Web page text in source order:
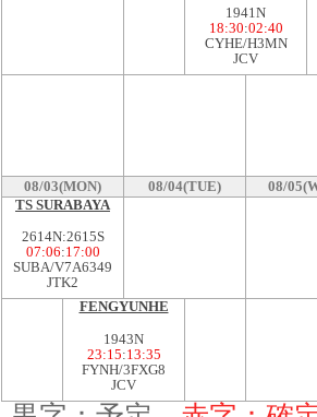
1941N
18:30:02:40
CYHE/H3MN
JCV
08/03(MON) 08/04(TUE)
08/
TS SURABAYA
2614N:2615S
07:06:17:00
SUBA/V7A6349
JTK2
FENGYUNHE
1943N
23:15:13:35
FYNH/3FXG8
JCV